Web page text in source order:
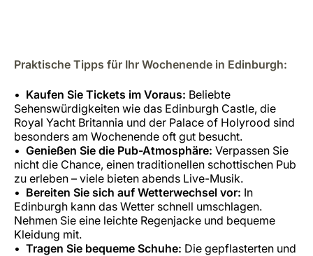
Praktische Tipps für Ihr Wochenende in Edinburgh:
Kaufen Sie Tickets im Voraus: Beliebte
Sehenswürdigkeiten wie das Edinburgh Castle, die
Royal Yacht Britannia und der Palace of Holyrood sind
besonders am Wochenende oft gut besucht.
Genießen Sie die Pub-Atmosphäre: Verpassen Sie
nicht die Chance, einen traditionellen schottischen Pub
zu erleben – viele bieten abends Live-Musik.
Bereiten Sie sich auf Wetterwechsel vor: In
Edinburgh kann das Wetter schnell umschlagen.
Nehmen Sie eine leichte Regenjacke und bequeme
Kleidung mit.
Tragen Sie bequeme Schuhe: Die gepflasterten und